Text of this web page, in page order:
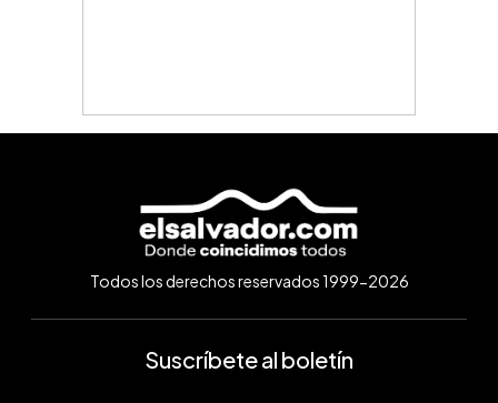
Todos los derechos reservados 1999-2026
Suscríbete al boletín